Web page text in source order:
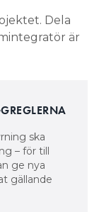
Dela
är
ska
– för till
ge nya
gällande